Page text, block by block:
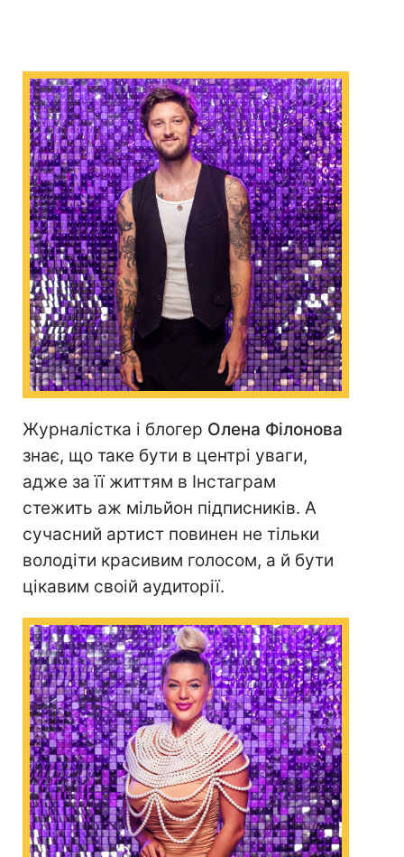
Журналістка і блогер Олена Філонова
знає, що таке бути в центрі уваги,
адже за її життям в Інстаграм
стежить аж мільйон підписників. А
сучасний артист повинен не тільки
володіти красивим голосом, а й бути
цікавим своій аудиторії.